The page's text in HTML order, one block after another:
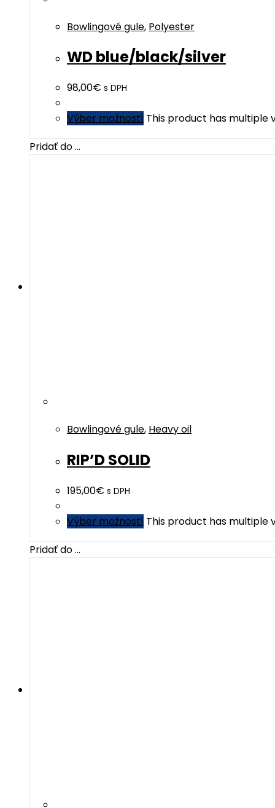
Bowlingové gule, Polyester
WD blue/black/silver
98,00€ s DPH
Výber možností This product has multiple
Pridať do ...
Bowlingové gule, Heavy oil
RIP’D SOLID
195,00€ s DPH
Výber možností This product has multiple
Pridať do ...